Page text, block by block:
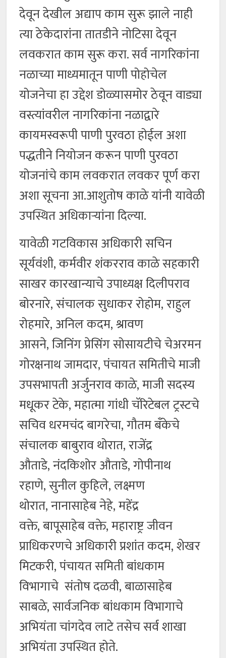
देवून देखील अद्याप काम सुरू झाले नाही
त्या ठेकेदारांना तातडीने नोटिसा देवून
लवकरात काम सुरू करा. सर्व नागरिकांना
नळाच्या माध्यमातून पाणी पोहोचेल
योजनेचा हा उद्देश डोळ्यासमोर ठेवून वाड्या
वस्त्यांवरील नागरिकांना नळाद्वारे
कायमस्वरूपी पाणी पुरवठा होईल अशा
पद्धतीने नियोजन करून पाणी पुरवठा
योजनांचे काम लवकरात लवकर पूर्ण करा
अशा सूचना आ.आशुतोष काळे यांनी यावेळी
उपस्थित अधिकाऱ्यांना दिल्या.
यावेळी गटविकास अधिकारी सचिन
सूर्यवंशी, कर्मवीर शंकरराव काळे सहकारी
साखर कारखान्याचे उपाध्यक्ष दिलीपराव
बोरनारे, संचालक सुधाकर रोहोम, राहुल
रोहमारे, अनिल कदम, श्रावण
आसने, जिनिंग प्रेसिंग सोसायटीचे चेअरमन
गोरक्षनाथ जामदार, पंचायत समितीचे माजी
उपसभापती अर्जुनराव काळे, माजी सदस्य
मधूकर टेके, महात्मा गांधी चॅरिटेबल ट्रस्टचे
सचिव धरमचंद बागरेचा, गौतम बँकेचे
संचालक बाबुराव थोरात, राजेंद्र
औताडे, नंदकिशोर औताडे, गोपीनाथ
रहाणे, सुनील कुहिले, लक्ष्मण
थोरात, नानासाहेब नेहे, महेंद्र
वक्ते, बापूसाहेब वक्ते, महाराष्ट्र जीवन
प्राधिकरणचे अधिकारी प्रशांत कदम, शेखर
मिटकरी, पंचायत समिती बांधकाम
विभागाचे संतोष दळवी, बाळासाहेब
साबळे, सार्वजनिक बांधकाम विभागाचे
अभियंता चांगदेव लाटे तसेच सर्व शाखा
अभियंता उपस्थित होते.